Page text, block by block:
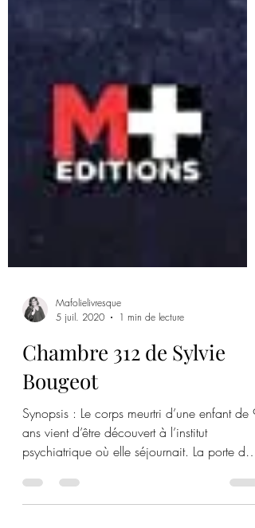
Mafolielivresque
5 juil. 2020
1 min de lecture
Chambre 312 de Sylvie
Bougeot
Synopsis : Le corps meurtri d’une enfant de 9
ans vient d’être découvert à l’institut